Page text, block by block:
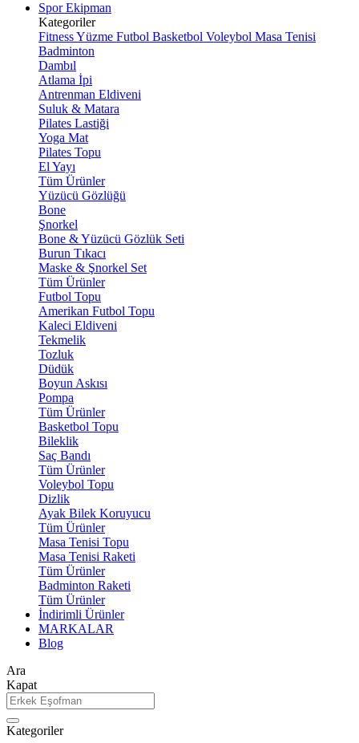
Spor Ekipman
Kategoriler
FitnessYüzme Futbol Basketbol Voleybol Masa Tenisi
Badminton
Dambıl
Atlama İpi
Antrenman Eldiveni
Suluk & Matara
Pilates Lastiği
Yoga Mat
Pilates Topu
El Yayı
Tüm Ürünler
Yüzücü Gözlüğü
Bone
Şnorkel
Bone & Yüzücü Gözlük Seti
Burun Tıkacı
Maske & Şnorkel Set
Tüm Ürünler
Futbol Topu
Amerikan Futbol Topu
Kaleci Eldiveni
Tekmelik
Tozluk
Düdük
Boyun Askısı
Pompa
Tüm Ürünler
Basketbol Topu
Bileklik
Saç Bandı
Tüm Ürünler
Voleybol Topu
Dizlik
Ayak Bilek Koruyucu
Tüm Ürünler
Masa Tenisi Topu
Masa Tenisi Raketi
Tüm Ürünler
Badminton Raketi
Tüm Ürünler
İndirimli Ürünler
MARKALAR
Blog
Ara
Kapat
Kategoriler